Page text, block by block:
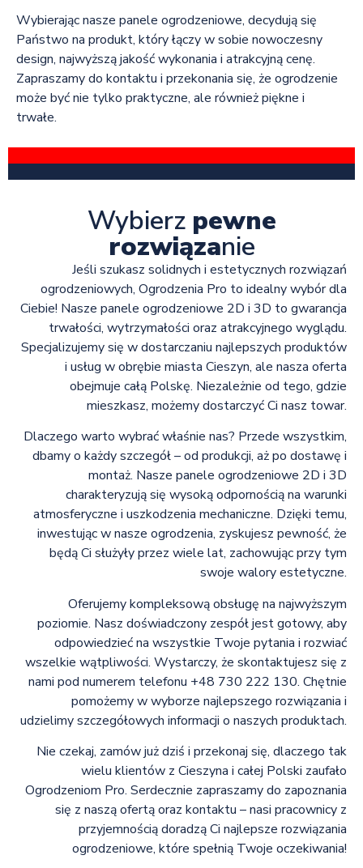
Wybierając nasze panele ogrodzeniowe, decydują się
Państwo na produkt, który łączy w sobie nowoczesny
design, najwyższą jakość wykonania i atrakcyjną cenę.
Zapraszamy do kontaktu i przekonania się, że ogrodzenie
może być nie tylko praktyczne, ale również piękne i
trwałe.
Wybierz pewne
rozwiązanie
Jeśli szukasz solidnych i estetycznych rozwiązań
ogrodzeniowych, Ogrodzenia Pro to idealny wybór dla
Ciebie! Nasze panele ogrodzeniowe 2D i 3D to gwarancja
trwałości, wytrzymałości oraz atrakcyjnego wyglądu.
Specjalizujemy się w dostarczaniu najlepszych produktów
i usług w obrębie miasta Cieszyn, ale nasza oferta
obejmuje całą Polskę. Niezależnie od tego, gdzie
mieszkasz, możemy dostarczyć Ci nasz towar.
Dlaczego warto wybrać właśnie nas? Przede wszystkim,
dbamy o każdy szczegół – od produkcji, aż po dostawę i
montaż. Nasze panele ogrodzeniowe 2D i 3D
charakteryzują się wysoką odpornością na warunki
atmosferyczne i uszkodzenia mechaniczne. Dzięki temu,
inwestując w nasze ogrodzenia, zyskujesz pewność, że
będą Ci służyły przez wiele lat, zachowując przy tym
swoje walory estetyczne.
Oferujemy kompleksową obsługę na najwyższym
poziomie. Nasz doświadczony zespół jest gotowy, aby
odpowiedzieć na wszystkie Twoje pytania i rozwiać
wszelkie wątpliwości. Wystarczy, że skontaktujesz się z
nami pod numerem telefonu +48 730 222 130. Chętnie
pomożemy w wyborze najlepszego rozwiązania i
udzielimy szczegółowych informacji o naszych produktach.
Nie czekaj, zamów już dziś i przekonaj się, dlaczego tak
wielu klientów z Cieszyna i całej Polski zaufało
Ogrodzeniom Pro. Serdecznie zapraszamy do zapoznania
się z naszą ofertą oraz kontaktu – nasi pracownicy z
przyjemnością doradzą Ci najlepsze rozwiązania
ogrodzeniowe, które spełnią Twoje oczekiwania!